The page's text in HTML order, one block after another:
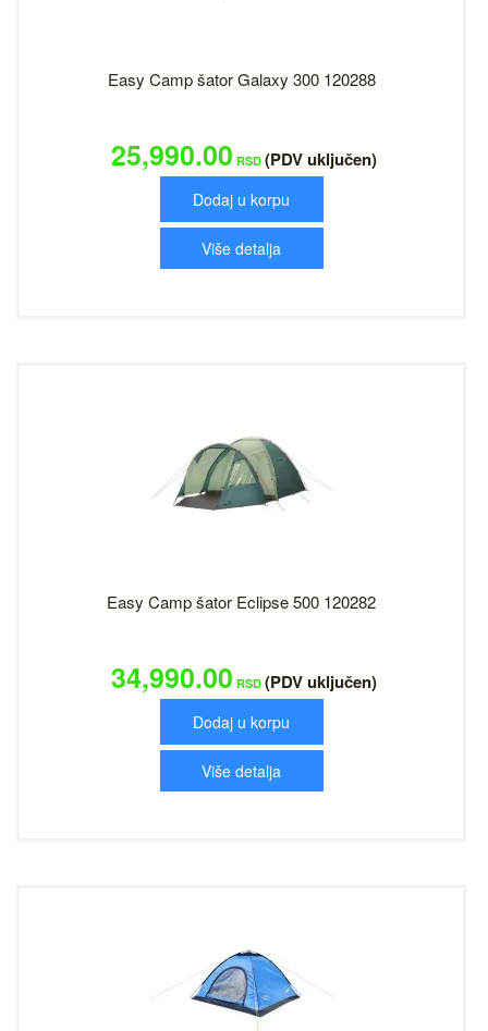
Easy Camp šator Galaxy 300 120288
25,990.00 RSD (PDV uključen)
Dodaj u korpu
Više detalja
Easy Camp šator Eclipse 500 120282
34,990.00 RSD (PDV uključen)
Dodaj u korpu
Više detalja